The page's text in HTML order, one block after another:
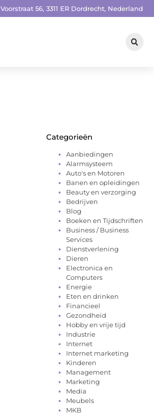
Voorstraat 56, 3311 ER Dordrecht, Nederland
Categorieën
Aanbiedingen
Alarmsysteem
Auto's en Motoren
Banen en opleidingen
Beauty en verzorging
Bedrijven
Blog
Boeken en Tijdschriften
Business / Business
Services
Dienstverlening
Dieren
Electronica en
Computers
Energie
Eten en drinken
Financieel
Gezondheid
Hobby en vrije tijd
Industrie
Internet
Internet marketing
Kinderen
Management
Marketing
Media
Meubels
MKB